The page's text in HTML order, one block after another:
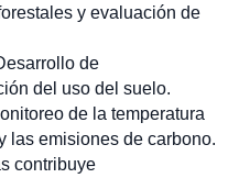
y evaluación de
de
del uso del suelo.
de la temperatura
las emisiones de carbono.
contribuye